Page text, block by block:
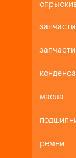
масла
ремни